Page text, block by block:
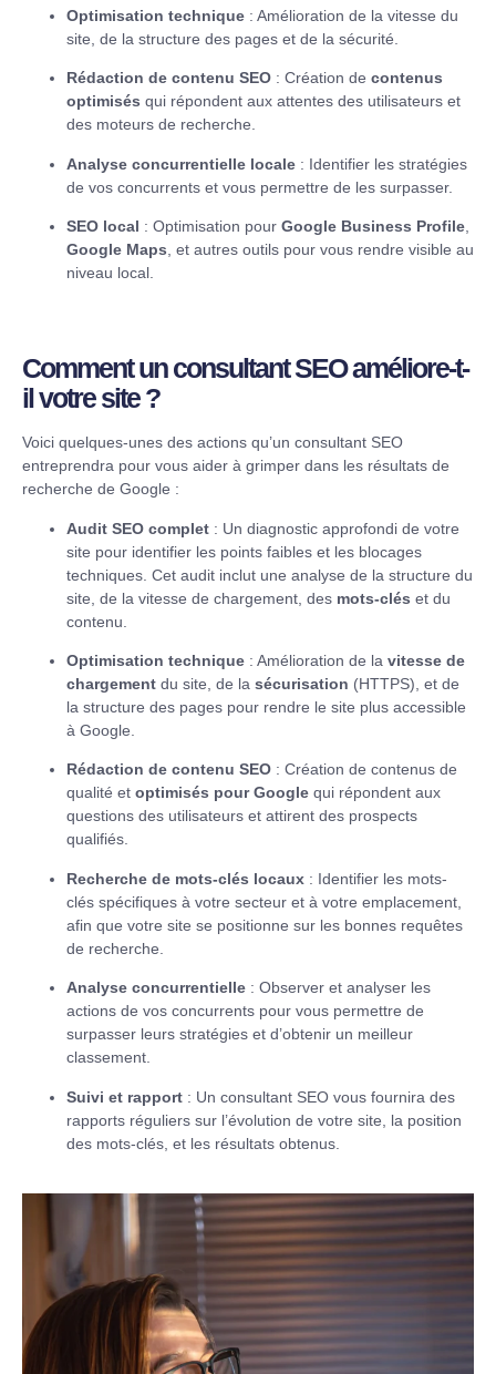
Optimisation technique : Amélioration de la vitesse du
site, de la structure des pages et de la sécurité.
Rédaction de contenu SEO : Création de contenus
optimisés qui répondent aux attentes des utilisateurs et
des moteurs de recherche.
Analyse concurrentielle locale : Identifier les stratégies
de vos concurrents et vous permettre de les surpasser.
SEO local : Optimisation pour Google Business Profile
Google Maps , et autres outils pour vous rendre visible au
niveau local.
Comment un consultant SEO améliore-t-
il votre site ?
Voici quelques-unes des actions qu’un consultant SEO
entreprendra pour vous aider à grimper dans les résultats de
recherche de Google :
Audit SEO complet : Un diagnostic approfondi de votre
site pour identifier les points faibles et les blocages
techniques. Cet audit inclut une analyse de la structure du
site, de la vitesse de chargement, des mots-clés et du
contenu.
Optimisation technique : Amélioration de la vitesse de
chargement du site, de la sécurisation (HTTPS), et de
la structure des pages pour rendre le site plus accessible
à Google.
Rédaction de contenu SEO : Création de contenus de
qualité et optimisés pour Google qui répondent aux
questions des utilisateurs et attirent des prospects
qualifiés.
Recherche de mots-clés locaux : Identifier les mots-
clés spécifiques à votre secteur et à votre emplacement,
afin que votre site se positionne sur les bonnes requêtes
de recherche.
Analyse concurrentielle : Observer et analyser les
actions de vos concurrents pour vous permettre de
surpasser leurs stratégies et d’obtenir un meilleur
classement.
Suivi et rapport : Un consultant SEO vous fournira des
rapports réguliers sur l’évolution de votre site, la position
des mots-clés, et les résultats obtenus.